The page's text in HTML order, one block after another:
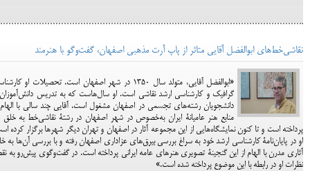
نقاشی‌خط‌های ابوالفضل آقایی متاثر از پاپ آرت مذهبی اصفهان، گفت‌وگو با هنرمند
«ابوالفضل آقایی، متولد سال ۱۳۵۰ در شهر اصفهان است. تحصیلات او
گرافیک و کارشناسی ارشد نقاشی است. او سال‌هاست که به تدریس
دانشجویان رشته‌های تجسمی در اصفهان مشغول است. آقایی چند سالی با الهام
منابع هنر عامیانۀ ایران به‌خصوص در شهر اصفهان در رشتۀ نقاشی‌خط به خلق
پرداخته است و تا کنون نمایشگاه‌هایی از این مجموعه آثار در اصفهان و تهران دیگر شهرها برگزار کرده
او در پایان‌نامۀ کارشناسی ارشد خود به سراغ بررسی بیرق‌های عزاداری اصفهان رفته و با بررسی آن‌ها به
آثاری مدرن با الهام از این گنجینۀ تصویری هنرهای عامه ایرانی پرداخته است. در گفت‌وگوی پیش‌رو به
نظرات او در رابطه با این موضوع پرداخته شده است.»